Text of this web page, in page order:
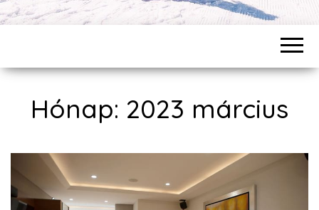
Hónap: 2023 március